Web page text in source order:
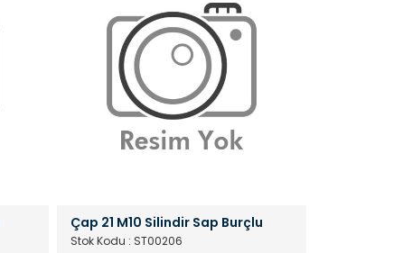
Çap 21 M10 Silindir Sap Burçlu
Stok Kodu : ST00206